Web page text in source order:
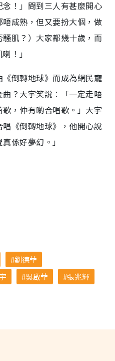
！」問到三人有甚麼開心
成熟，但又要扮大個，做
肌？）大家都幾十歲，而
！」
倒轉地球》而成為網民寵
？大宇笑說︰「一定走唔
，仲有啲合唱歌。」大宇
《倒轉地球》，他開心說
係好夢幻。」
劉德華
吳啟華
張兆輝